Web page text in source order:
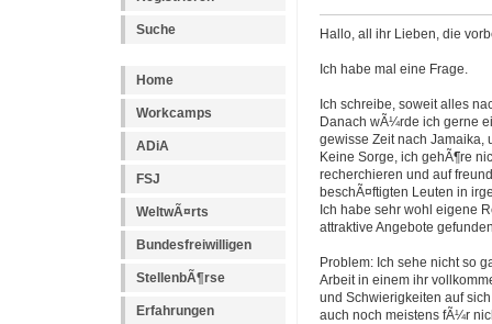
Suche
Home
Workcamps
ADiA
FSJ
WeltwÃ¤rts
Bundesfreiwilligen
StellenbÃ¶rse
Erfahrungen
Hallo, all ihr Lieben, die
Ich habe mal eine Frage.
Ich schreibe, soweit alles
Danach wÃ¼rde ich gerne
gewisse Zeit nach Jamaika,
Keine Sorge, ich gehÃ¶re
recherchieren und auf
beschÃ¤ftigten Leuten in
Ich habe sehr wohl eigene
attraktive Angebote
Problem: Ich sehe nicht so
Arbeit in einem ihr
und Schwierigkeiten auf
auch noch meistens fÃ¼r